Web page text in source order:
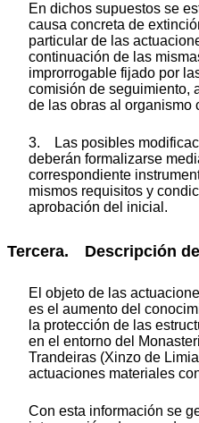
En dichos supuestos se
causa concreta de
particular de las
continuación de las
improrrogable fijado por
comisión de seguimiento,
de las obras al organismo
3. Las posibles
deberán formalizarse
correspondiente
mismos requisitos y
aprobación del inicial.
Tercera. Descripción
El objeto de las
es el aumento del
la protección de las
en el entorno del
Trandeiras (Xinzo de
actuaciones materiales
Con esta información se